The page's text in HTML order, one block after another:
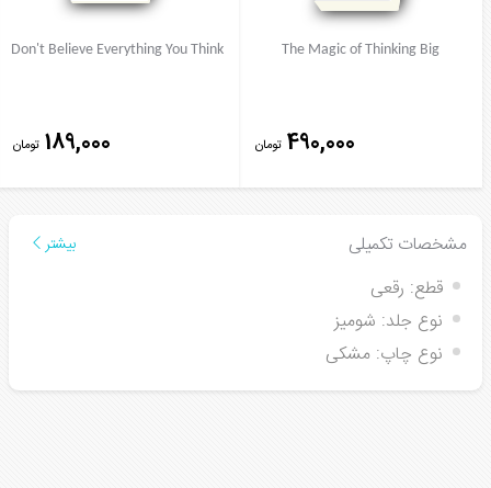
The Magic of Thinking Big
490,000 تومان
Don't Believe Everything You Think
189,000 تومان
مشخصات تکمیلی بیشتر
قطع: رقعی
نوع جلد: شومیز
نوع چاپ: مشکی